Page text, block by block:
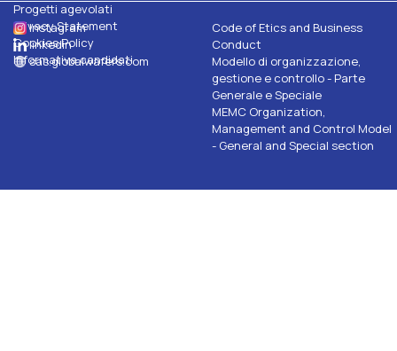
Progetti agevolati
Privacy Statement
Cookies Policy
Informativa candidati
Instagram
linkedin
sas.globalwafers.com
Code of Etics and Business
Conduct
Modello di organizzazione,
gestione e controllo - Parte
Generale e Speciale
MEMC Organization,
Management and Control Model
- General and Special section